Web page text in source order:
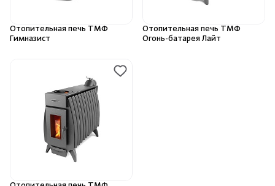
Отопительная печь ТМФ
Гимназист
Отопительная печь ТМФ
Огонь-батарея Лайт